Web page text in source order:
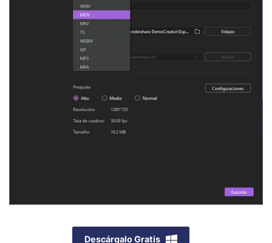
Descárgalo Gratis